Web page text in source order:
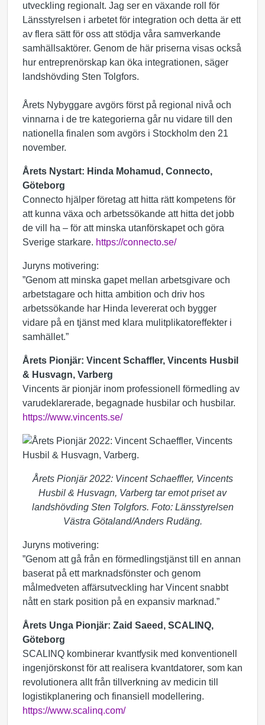
utveckling regionalt. Jag ser en växande roll för
Länsstyrelsen i arbetet för integration och detta är ett
av flera sätt för oss att stödja våra samverkande
samhällsaktörer. Genom de här priserna visas också
hur entreprenörskap kan öka integrationen, säger
landshövding Sten Tolgfors.
Årets Nybyggare avgörs först på regional nivå och
vinnarna i de tre kategorierna går nu vidare till den
nationella finalen som avgörs i Stockholm den 21
november.
Årets Nystart: Hinda Mohamud, Connecto,
Göteborg
Connecto hjälper företag att hitta rätt kompetens för
att kunna växa och arbetssökande att hitta det jobb
de vill ha – för att minska utanförskapet och göra
Sverige starkare. https://connecto.se/
Juryns motivering:
”Genom att minska gapet mellan arbetsgivare och
arbetstagare och hitta ambition och driv hos
arbetssökande har Hinda levererat och bygger
vidare på en tjänst med klara mulitplikatoreffekter i
samhället.”
Årets Pionjär: Vincent Schaffler, Vincents Husbil
& Husvagn, Varberg
Vincents är pionjär inom professionell förmedling av
varudeklarerade, begagnade husbilar och husbilar.
https://www.vincents.se/
Årets Pionjär 2022: Vincent Schaeffler, Vincents
Husbil & Husvagn, Varberg tar emot priset av
landshövding Sten Tolgfors. Foto: Länsstyrelsen
Västra Götaland/Anders Rudäng.
Juryns motivering:
”Genom att gå från en förmedlingstjänst till en annan
baserat på ett marknadsfönster och genom
målmedveten affärsutveckling har Vincent snabbt
nått en stark position på en expansiv marknad.”
Årets Unga Pionjär: Zaid Saeed, SCALINQ,
Göteborg
SCALINQ kombinerar kvantfysik med konventionell
ingenjörskonst för att realisera kvantdatorer, som kan
revolutionera allt från tillverkning av medicin till
logistikplanering och finansiell modellering.
https://www.scalinq.com/